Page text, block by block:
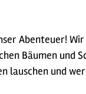
Abenteuer!
Bäumen und
lauschen und